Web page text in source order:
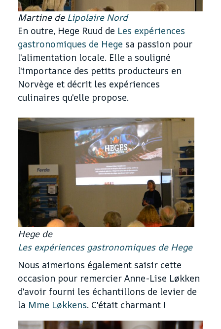
Martine de Lipolaire Nord
En outre, Hege Ruud de Les expériences
gastronomiques de Hege sa passion pour
l'alimentation locale. Elle a souligné
l'importance des petits producteurs en
Norvège et décrit les expériences
culinaires qu'elle propose.
Hege de
Les expériences gastronomiques de Hege
Nous aimerions également saisir cette
occasion pour remercier Anne-Lise Løkken
d'avoir fourni les échantillons de levier de
la Mme Løkkens. C'était charmant !